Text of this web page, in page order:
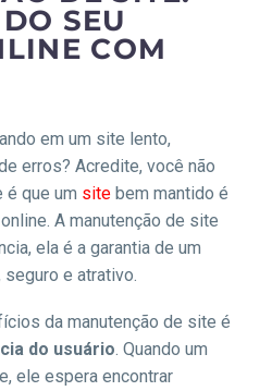
SEU
COM
em um site lento,
erros? Acredite, você não
é que um site bem mantido é
A manutenção de site
ela é a garantia de um
e atrativo.
da manutenção de site é
do usuário. Quando um
ele espera encontrar